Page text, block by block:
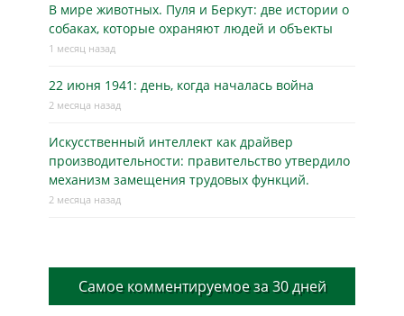
В мире животных. Пуля и Беркут: две истории о
собаках, которые охраняют людей и объекты
1 месяц назад
22 июня 1941: день, когда началась война
2 месяца назад
Искусственный интеллект как драйвер
производительности: правительство утвердило
механизм замещения трудовых функций.
2 месяца назад
Самое комментируемое за 30 дней